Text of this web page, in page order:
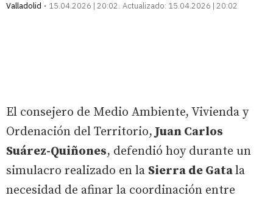
Valladolid
15.04.2026 | 20:02 Actualizado: 15.04.2026 | 20:02
El consejero de Medio Ambiente, Vivienda y
Ordenación del Territorio,Juan Carlos
Suárez-Quiñones, defendió hoy durante un
simulacro realizado en la Sierra de Gatala
necesidad de afinar la coordinación entre